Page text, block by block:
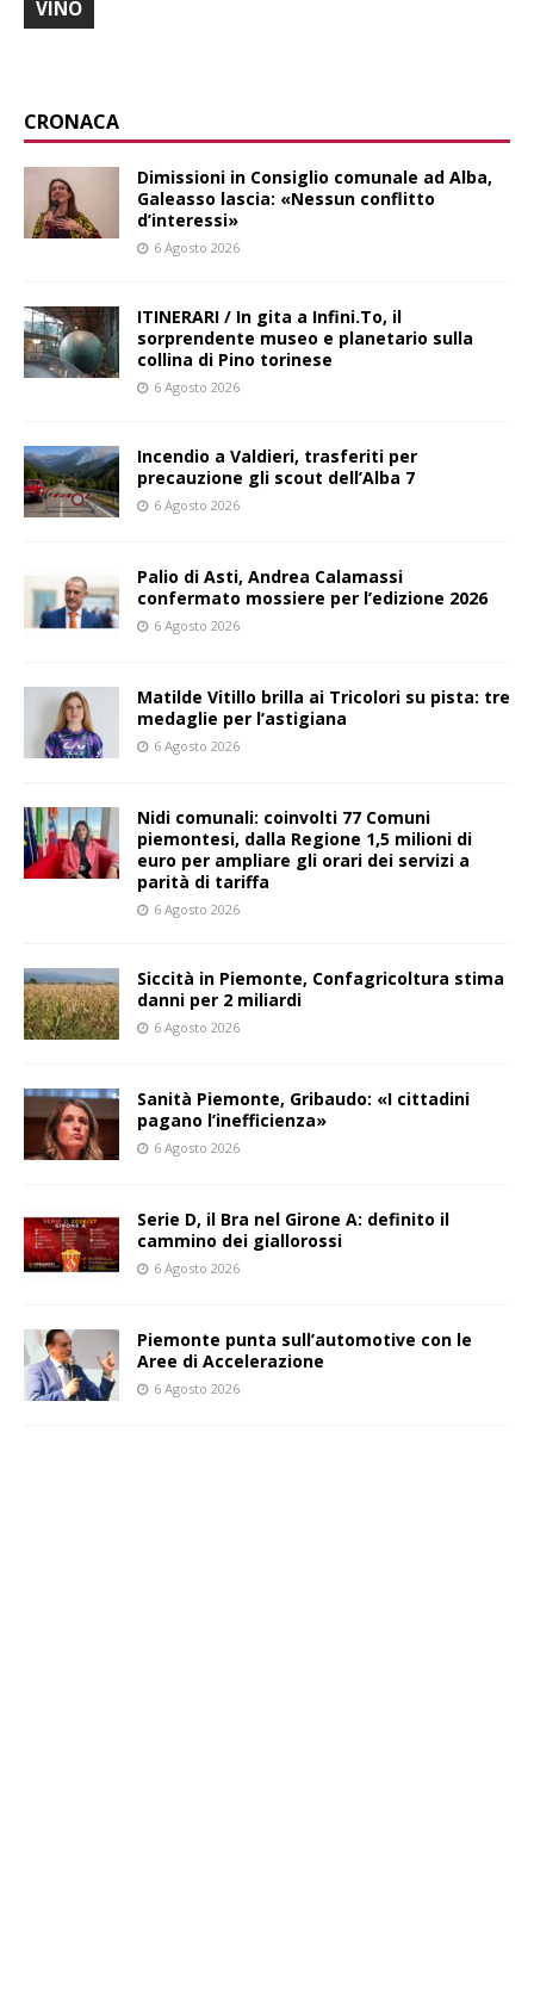
VINO
CRONACA
Dimissioni in Consiglio comunale ad Alba,
Galeasso lascia: «Nessun conflitto
d’interessi»
6 Agosto 2026
ITINERARI / In gita a Infini.To, il
sorprendente museo e planetario sulla
collina di Pino torinese
6 Agosto 2026
Incendio a Valdieri, trasferiti per
precauzione gli scout dell’Alba 7
6 Agosto 2026
Palio di Asti, Andrea Calamassi
confermato mossiere per l’edizione 2026
6 Agosto 2026
Matilde Vitillo brilla ai Tricolori su pista: tre
medaglie per l’astigiana
6 Agosto 2026
Nidi comunali: coinvolti 77 Comuni
piemontesi, dalla Regione 1,5 milioni di
euro per ampliare gli orari dei servizi a
parità di tariffa
6 Agosto 2026
Siccità in Piemonte, Confagricoltura stima
danni per 2 miliardi
6 Agosto 2026
Sanità Piemonte, Gribaudo: «I cittadini
pagano l’inefficienza»
6 Agosto 2026
Serie D, il Bra nel Girone A: definito il
cammino dei giallorossi
6 Agosto 2026
Piemonte punta sull’automotive con le
Aree di Accelerazione
6 Agosto 2026